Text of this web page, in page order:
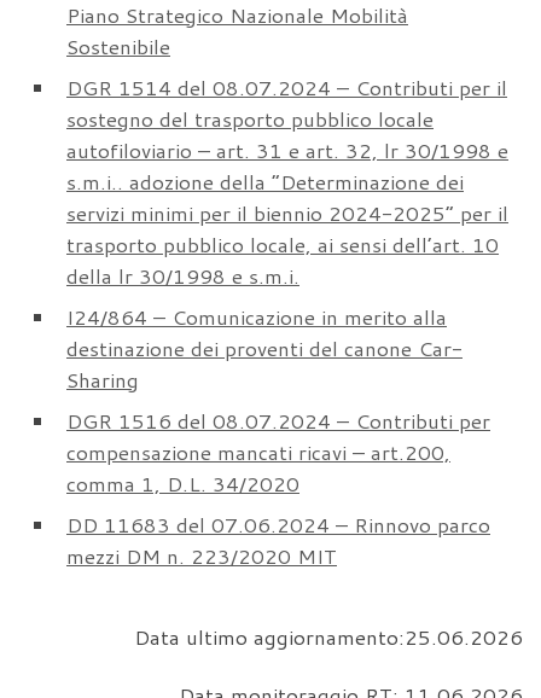
Piano Strategico Nazionale Mobilità
Sostenibile
DGR 1514 del 08.07.2024 – Contributi per il
sostegno del trasporto pubblico locale
autofiloviario – art. 31 e art. 32, lr 30/1998 e
s.m.i.. adozione della “Determinazione dei
servizi minimi per il biennio 2024-2025” per il
trasporto pubblico locale, ai sensi dell’art. 10
della lr 30/1998 e s.m.i.
I24/864 – Comunicazione in merito alla
destinazione dei proventi del canone Car-
Sharing
DGR 1516 del 08.07.2024 – Contributi per
compensazione mancati ricavi – art.200,
comma 1, D.L. 34/2020
DD 11683 del 07.06.2024 – Rinnovo parco
mezzi DM n. 223/2020 MIT
Data ultimo aggiornamento:25.06.2026